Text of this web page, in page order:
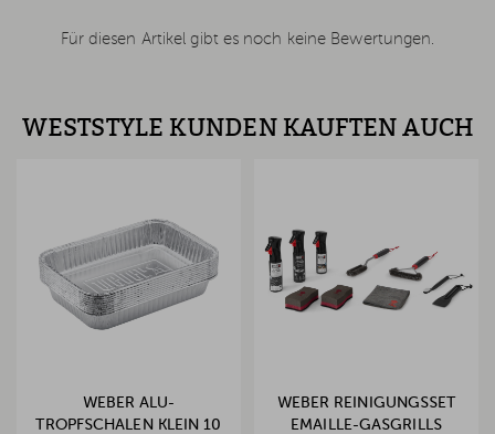
Für diesen Artikel gibt es noch keine Bewertungen.
WESTSTYLE KUNDEN KAUFTEN AUCH
WEBER ALU-
TROPFSCHALEN KLEIN 10
WEBER REINIGUNGSSET
EMAILLE-GASGRILLS